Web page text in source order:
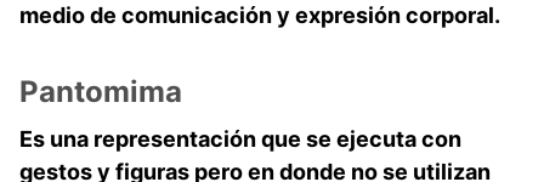
medio de comunicación y expresión corporal.
Pantomima
Es una representación que se ejecuta con
gestos y figuras pero en donde no se utilizan